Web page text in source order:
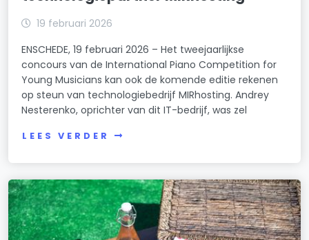
19 februari 2026
ENSCHEDE, 19 februari 2026 – Het tweejaarlijkse
concours van de International Piano Competition for
Young Musicians kan ook de komende editie rekenen
op steun van technologiebedrijf MIRhosting. Andrey
Nesterenko, oprichter van dit IT-bedrijf, was zel
LEES VERDER